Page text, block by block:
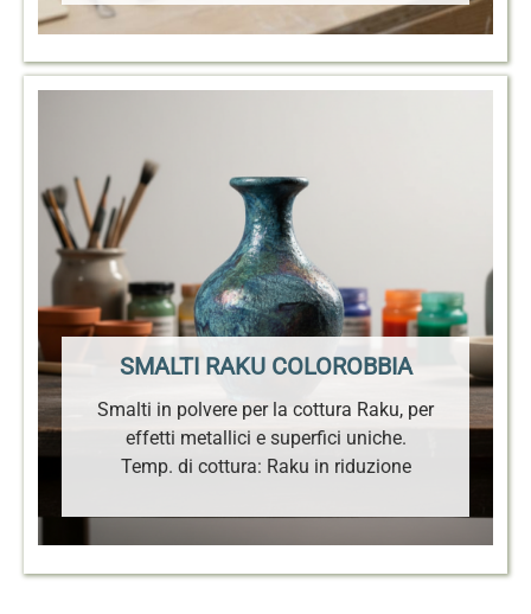
SMALTI RAKU COLOROBBIA
Smalti in polvere per la cottura Raku, per
effetti metallici e superfici uniche.
Temp. di cottura: Raku in riduzione